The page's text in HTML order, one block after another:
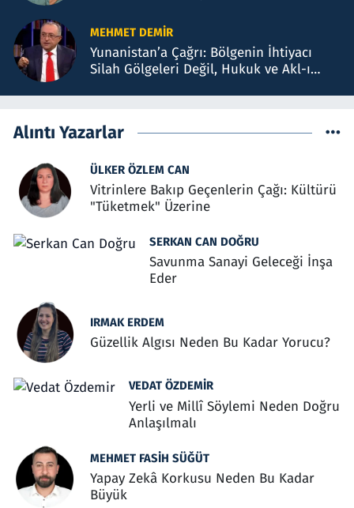
MEHMET DEMIR
Yunanistan’a Çağrı: Bölgenin İhtiyacı
Silah Gölgeleri Değil, Hukuk ve Akl-ı
Alıntı Yazarlar
ÜLKER ÖZLEM CAN
Vitrinlere Bakıp Geçenlerin Çağı: Kültürü
"Tüketmek" Üzerine
SERKAN CAN DOĞRU
Savunma Sanayi Geleceği İnşa
Eder
IRMAK ERDEM
Güzellik Algısı Neden Bu Kadar Yorucu?
VEDAT ÖZDEMIR
Yerli ve Millî Söylemi Neden Doğru
Anlaşılmalı
MEHMET FASIH SÜĞÜT
Yapay Zekâ Korkusu Neden Bu Kadar
Büyük